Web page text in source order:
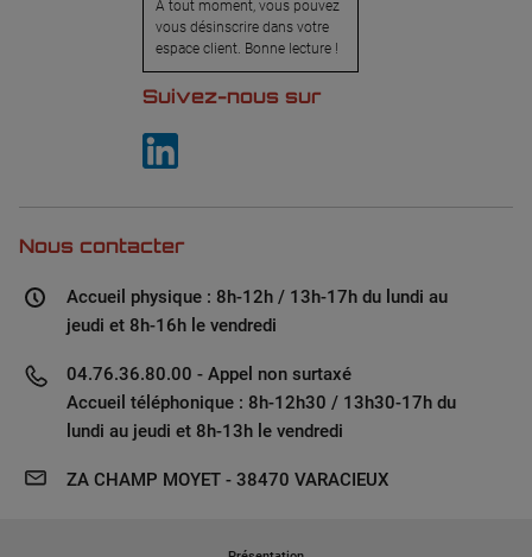
A tout moment, vous pouvez
vous désinscrire dans votre
espace client. Bonne lecture !
Suivez-nous sur
Nous contacter
Accueil physique : 8h-12h / 13h-17h du lundi au
jeudi et 8h-16h le vendredi
04.76.36.80.00 - Appel non surtaxé
Accueil téléphonique : 8h-12h30 / 13h30-17h du
lundi au jeudi et 8h-13h le vendredi
ZA CHAMP MOYET - 38470 VARACIEUX